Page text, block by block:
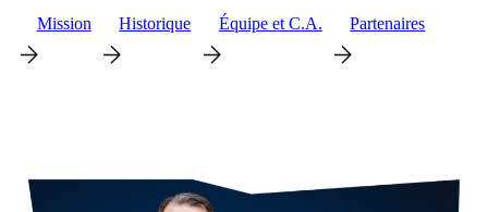
Mission Historique Équipe et C.A. Partenaires